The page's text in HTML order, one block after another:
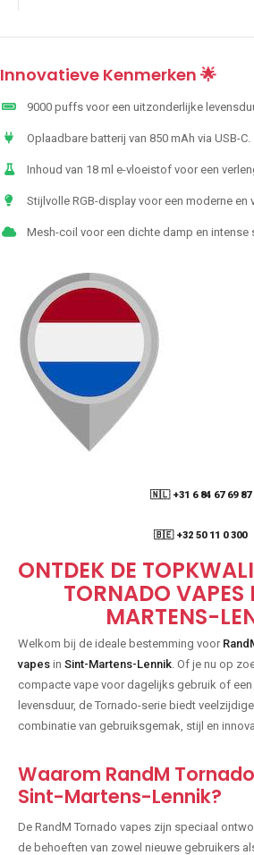
Innovatieve Kenmerken 🌟
9000 puffs voor een uitzonderlijke
Oplaadbare batterij van 850 mAh via USB-C.
Inhoud van 18 ml e-vloeistof voor een
Stijlvolle RGB-display voor een moderne en
Mesh-coil voor een dichte damp en intense
🇳🇱 +31 6 84 67 69 87
🇧🇪 +32 50 11 0 300
ONTDEK DE
TORNADO
MARTENS-
Welkom bij de ideale bestemming voor
vapes in Sint-Martens-Lennik . Of je nu op
compacte vape voor dagelijks gebruik of
levensduur, de Tornado-serie biedt
combinatie van gebruiksgemak, stijl en
Waarom RandM
Sint-Martens-Lennik?
De RandM Tornado vapes zijn speciaal
de behoeften van zowel nieuwe gebruikers